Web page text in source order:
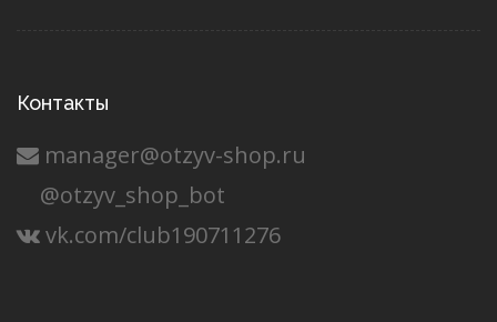
Контакты
manager@otzyv-shop.ru
@otzyv_shop_bot
vk.com/club190711276